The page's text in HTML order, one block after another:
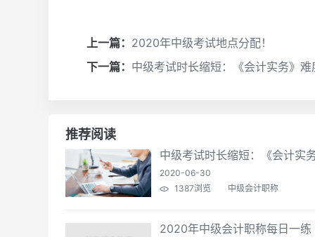
上一篇： 2020年中级考试地点分配！
下一篇： 中级考试时长缩短：《会计实务》
推荐阅读
中级考试时长缩短：《会计实
2020-06-30
1387浏览
中级会计职称
2020年中级会计职称每日一